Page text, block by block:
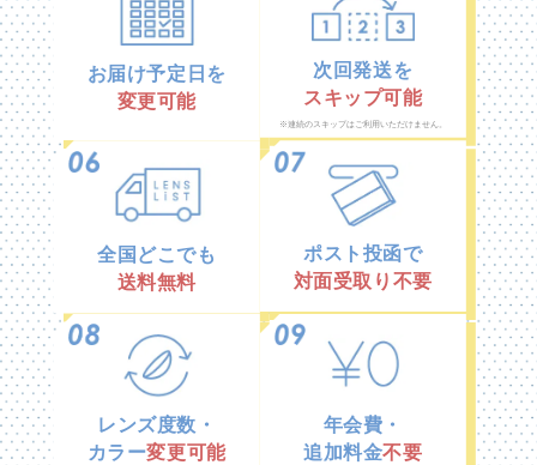
お届け予定日を
変更可能
次回発送を
スキップ可能
※連続のスキップはご利用いただけません。
全国どこでも
送料無料
ポスト投函で
対面受取り不要
レンズ度数・
カラー変更可能
年会費・
追加料金不要